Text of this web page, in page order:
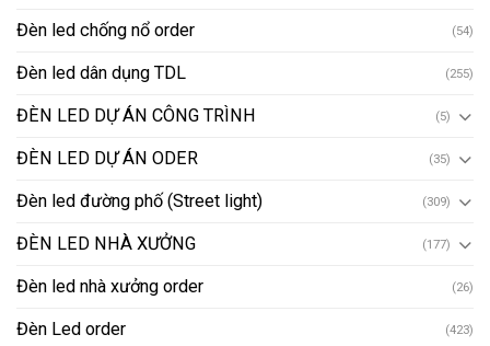
Đèn led chống nổ order (54)
Đèn led dân dụng TDL (255)
ĐÈN LED DỰ ÁN CÔNG TRÌNH (5)
ĐÈN LED DỰ ÁN ODER (35)
Đèn led đường phố (Street light) (309)
ĐÈN LED NHÀ XƯỞNG (177)
Đèn led nhà xưởng order (26)
Đèn Led order (423)